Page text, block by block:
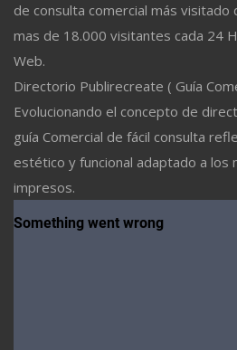
de consulta comercial más visitado
mas de 18.000 visitantes cada 24
Web.
Directorio Publirecreate ( Guía
Evolucionando el concepto de
guía Comercial de fácil consulta
estético y funcional adaptado a los
impresos.